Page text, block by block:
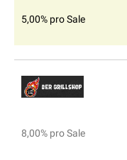
5,00% pro Sale
8,00% pro Sale